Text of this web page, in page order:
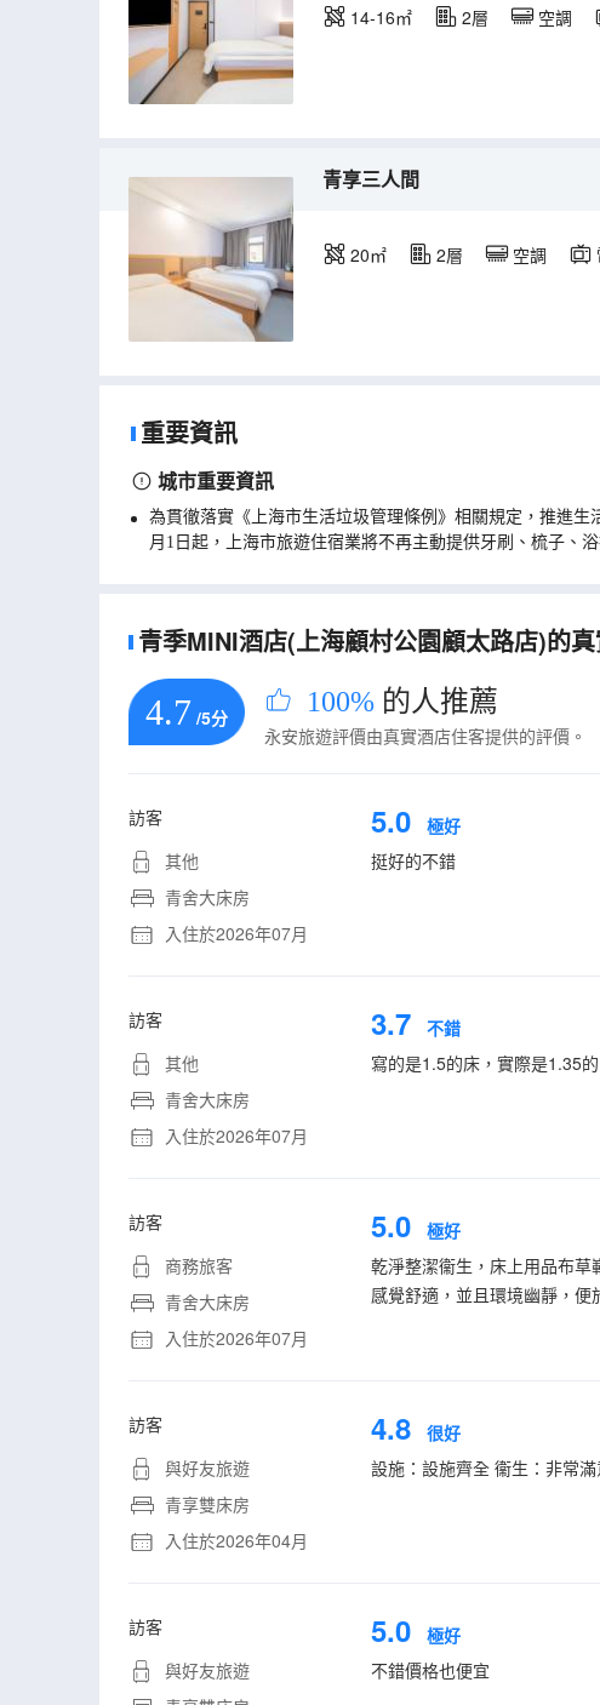
14-16㎡ 2層 空調
青享三人間
20㎡ 2層 空調
重要資訊
城市重要資訊
為貫徹落實《上海市生活垃圾管理條例》相關規定，推進
月1日起，上海市旅遊住宿業將不再主動提供牙刷、梳子、
青季MINI酒店(上海顧村公園顧太路店)的
4.7 /5分 100% 的人推薦
永安旅遊評價由真實酒店住客提供的評價。
訪客
其他
青舍大床房
入住於2026年07月
5.0 極好
挺好的不錯
訪客
其他
青舍大床房
入住於2026年07月
3.7 不錯
寫的是1.5的床，實際是1.35的
訪客
商務旅客
青舍大床房
入住於2026年07月
5.0 極好
乾淨整潔衞生，床上用品布
感覺舒適，並且環境幽靜，便
訪客
與好友旅遊
青享雙床房
入住於2026年04月
4.8 很好
設施：設施齊全 衞生：非常
訪客
與好友旅遊
5.0 極好
不錯價格也便宜